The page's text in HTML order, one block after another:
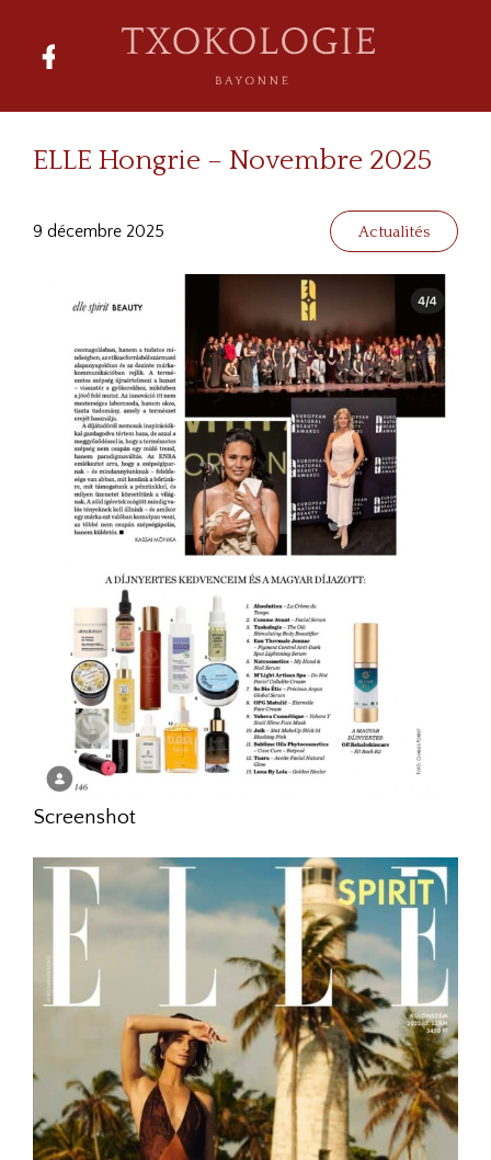
ELLE Hongrie – Novembre 2025
9 décembre 2025 Actualités
Screenshot